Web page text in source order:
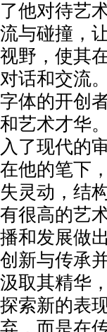
他对待艺
与碰撞，
野，使其
话和交流
体的开创
艺术才华
了现代的
他的笔下
灵动，结
很高的艺
和发展做
新与传承
取其精华
索新的表